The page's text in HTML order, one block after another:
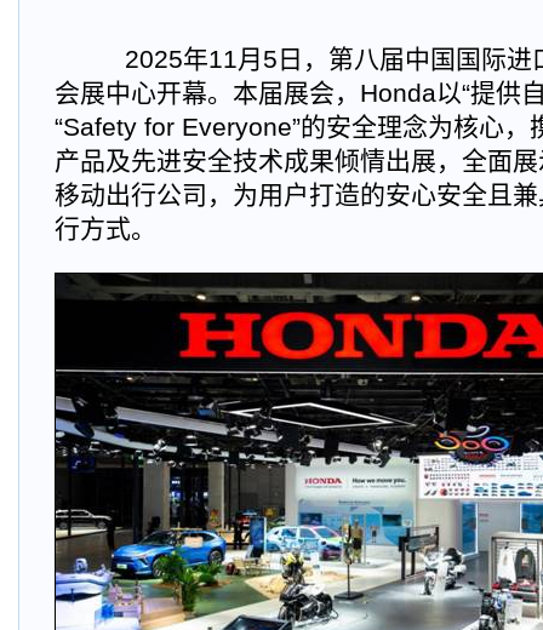
2025年11月5日，第八届中国国际进
会展中心开幕。本届展会，Honda以“提供
“Safety for Everyone”的安全理念为核心，
产品及先进安全技术成果倾情出展，全面
移动出行公司，为用户打造的安心安全且
行方式。